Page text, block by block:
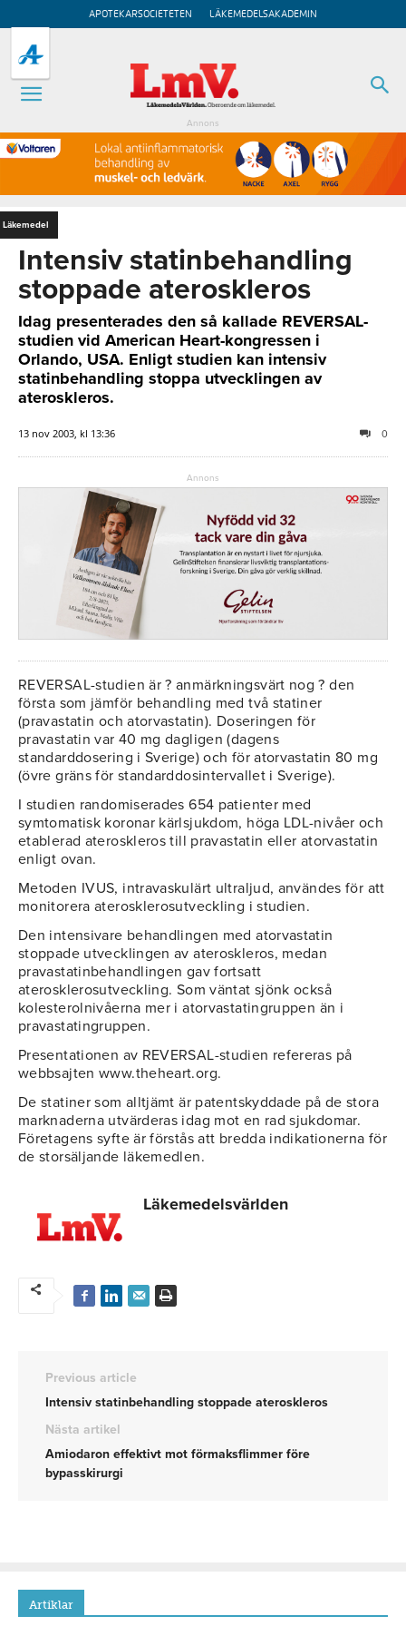
APOTEKARSOCIETETEN LÄKEMEDELSAKADEMIN
Annons
Läkemedel
Intensiv statinbehandling
stoppade ateroskleros
Idag presenterades den så kallade REVERSAL-
studien vid American Heart-kongressen i
Orlando, USA. Enligt studien kan intensiv
statinbehandling stoppa utvecklingen av
ateroskleros.
13 nov 2003, kl 13:36 0
Annons
REVERSAL-studien är ? anmärkningsvärt nog ? den
första som jämför behandling med två statiner
(pravastatin och atorvastatin). Doseringen för
pravastatin var 40 mg dagligen (dagens
standarddosering i Sverige) och för atorvastatin 80 mg
(övre gräns för standarddosintervallet i Sverige).
I studien randomiserades 654 patienter med
symtomatisk koronar kärlsjukdom, höga LDL-nivåer och
etablerad ateroskleros till pravastatin eller atorvastatin
enligt ovan.
Metoden IVUS, intravaskulärt ultraljud, användes för att
monitorera aterosklerosutveckling i studien.
Den intensivare behandlingen med atorvastatin
stoppade utvecklingen av ateroskleros, medan
pravastatinbehandlingen gav fortsatt
aterosklerosutveckling. Som väntat sjönk också
kolesterolnivåerna mer i atorvastatingruppen än i
pravastatingruppen.
Presentationen av REVERSAL-studien refereras på
webbsajten www.theheart.org.
De statiner som alltjämt är patentskyddade på de stora
marknaderna utvärderas idag mot en rad sjukdomar.
Företagens syfte är förstås att bredda indikationerna för
de storsäljande läkemedlen.
Läkemedelsvärlden
Previous article
Intensiv statinbehandling stoppade ateroskleros
Nästa artikel
Amiodaron effektivt mot förmaksflimmer före
bypasskirurgi
Artiklar